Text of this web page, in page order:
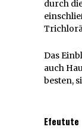
durch
Das
auch
besten,
Efeutute